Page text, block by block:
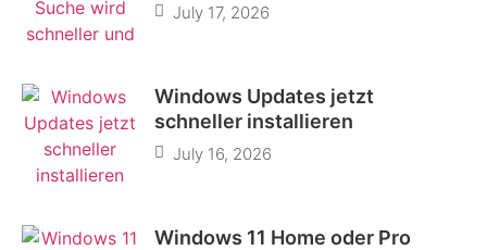
July 17, 2026
Windows Updates jetzt
schneller installieren
July 16, 2026
Windows 11 Home oder Pro